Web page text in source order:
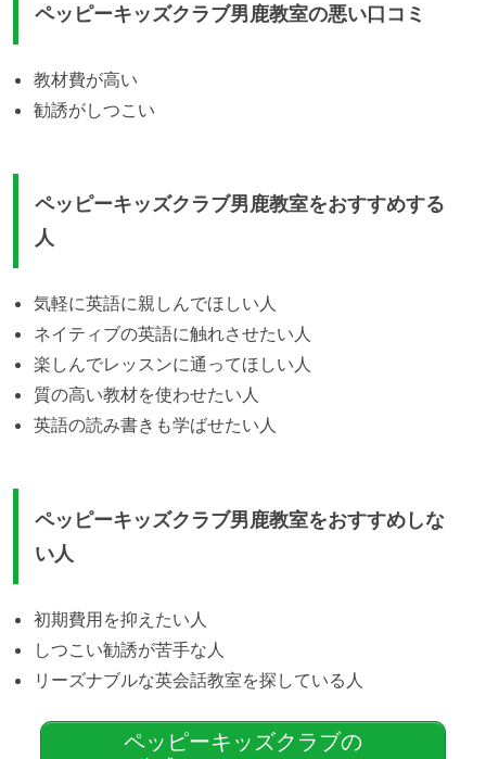
ペッピーキッズクラブ男鹿教室の悪い口コミ
教材費が高い
勧誘がしつこい
ペッピーキッズクラブ男鹿教室をおすすめする
人
気軽に英語に親しんでほしい人
ネイティブの英語に触れさせたい人
楽しんでレッスンに通ってほしい人
質の高い教材を使わせたい人
英語の読み書きも学ばせたい人
ペッピーキッズクラブ男鹿教室をおすすめしな
い人
初期費用を抑えたい人
しつこい勧誘が苦手な人
リーズナブルな英会話教室を探している人
ペッピーキッズクラブの